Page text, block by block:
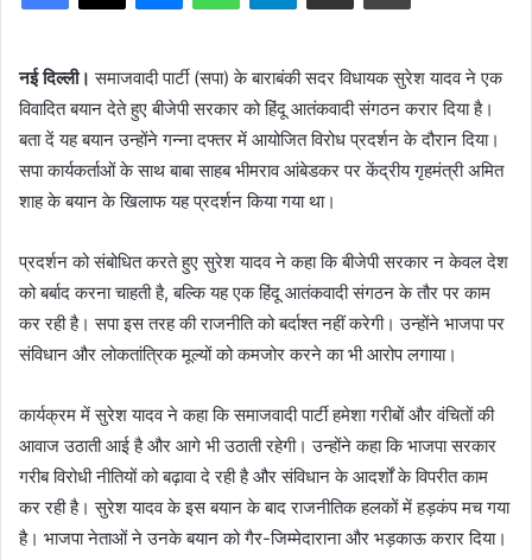
नई दिल्ली। समाजवादी पार्टी (सपा) के बाराबंकी सदर विधायक सुरेश यादव ने एक
विवादित बयान देते हुए बीजेपी सरकार को हिंदू आतंकवादी संगठन करार दिया है।
बता दें यह बयान उन्होंने गन्ना दफ्तर में आयोजित विरोध प्रदर्शन के दौरान दिया।
सपा कार्यकर्ताओं के साथ बाबा साहब भीमराव आंबेडकर पर केंद्रीय गृहमंत्री अमित
शाह के बयान के खिलाफ यह प्रदर्शन किया गया था।
प्रदर्शन को संबोधित करते हुए सुरेश यादव ने कहा कि बीजेपी सरकार न केवल देश
को बर्बाद करना चाहती है, बल्कि यह एक हिंदू आतंकवादी संगठन के तौर पर काम
कर रही है। सपा इस तरह की राजनीति को बर्दाश्त नहीं करेगी। उन्होंने भाजपा पर
संविधान और लोकतांत्रिक मूल्यों को कमजोर करने का भी आरोप लगाया।
कार्यक्रम में सुरेश यादव ने कहा कि समाजवादी पार्टी हमेशा गरीबों और वंचितों की
आवाज उठाती आई है और आगे भी उठाती रहेगी। उन्होंने कहा कि भाजपा सरकार
गरीब विरोधी नीतियों को बढ़ावा दे रही है और संविधान के आदर्शों के विपरीत काम
कर रही है। सुरेश यादव के इस बयान के बाद राजनीतिक हलकों में हड़कंप मच गया
है। भाजपा नेताओं ने उनके बयान को गैर-जिम्मेदाराना और भड़काऊ करार दिया।